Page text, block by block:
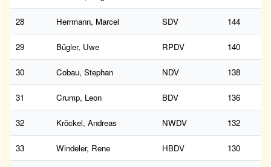
28 Herrmann, Marcel SDV 144
29 Bügler, Uwe RPDV 140
30 Cobau, Stephan NDV 138
31 Crump, Leon BDV 136
32 Kröckel, Andreas NWDV 132
33 Windeler, Rene HBDV 130